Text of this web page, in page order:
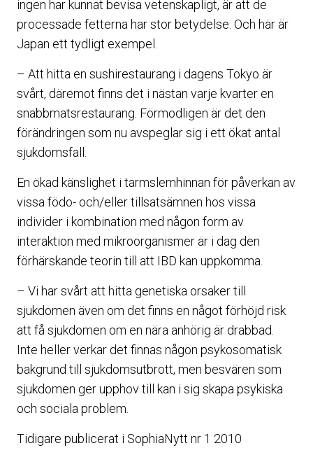
ingen har kunnat bevisa vetenskapligt, är att de
processade fetterna har stor betydelse. Och här är
Japan ett tydligt exempel.
– Att hitta en sushirestaurang i dagens Tokyo är
svårt, däremot finns det i nästan varje kvarter en
snabbmatsrestaurang. Förmodligen är det den
förändringen som nu avspeglar sig i ett ökat antal
sjukdomsfall.
En ökad känslighet i tarmslemhinnan för påverkan av
vissa födo- och/eller tillsatsämnen hos vissa
individer i kombination med någon form av
interaktion med mikroorganismer är i dag den
förhärskande teorin till att IBD kan uppkomma.
– Vi har svårt att hitta genetiska orsaker till
sjukdomen även om det finns en något förhöjd risk
att få sjukdomen om en nära anhörig är drabbad.
Inte heller verkar det finnas någon psykosomatisk
bakgrund till sjukdomsutbrott, men besvären som
sjukdomen ger upphov till kan i sig skapa psykiska
och sociala problem.
Tidigare publicerat i SophiaNytt nr 1 2010